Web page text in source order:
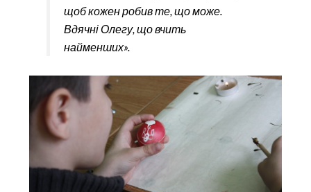
щоб кожен робив те, що може.
Вдячні Олегу, що вчить
найменших».